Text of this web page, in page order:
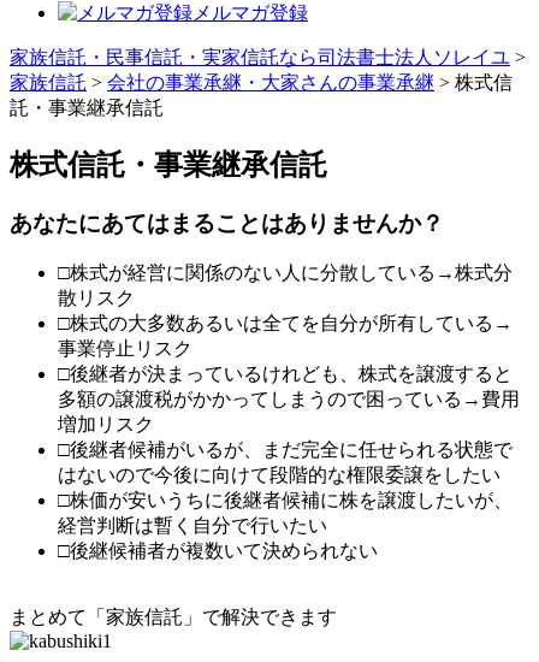
メルマガ登録
家族信託・民事信託・実家信託なら司法書士法人ソレイユ >
家族信託 > 会社の事業承継・大家さんの事業承継 > 株式信
託・事業継承信託
株式信託・事業継承信託
あなたにあてはまることはありませんか？
□株式が経営に関係のない人に分散している→株式分
散リスク
□株式の大多数あるいは全てを自分が所有している→
事業停止リスク
□後継者が決まっているけれども、株式を譲渡すると
多額の譲渡税がかかってしまうので困っている→ 費用
増加リスク
□後継者候補がいるが、まだ完全に任せられる状態で
はないので今後に向けて段階的な権限委譲をしたい
□株価が安いうちに後継者候補に株を譲渡したいが、
経営判断は暫く自分で行いたい
□後継候補者が複数いて決められない
まとめて「家族信託」で解決できます